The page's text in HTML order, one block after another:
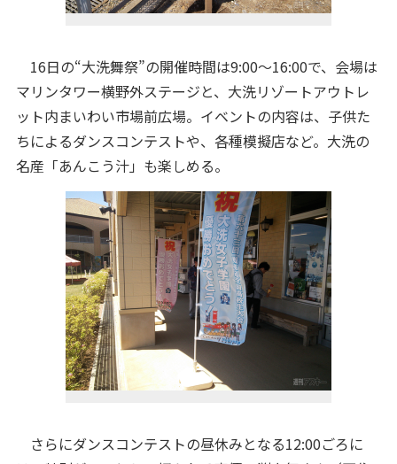
16日の“大洗舞祭”の開催時間は9:00～16:00で、会場は
マリンタワー横野外ステージと、大洗リゾートアウトレ
ット内まいわい市場前広場。イベントの内容は、子供た
ちによるダンスコンテストや、各種模擬店など。大洗の
名産「あんこう汁」も楽しめる。
さらにダンスコンテストの昼休みとなる12:00ごろに